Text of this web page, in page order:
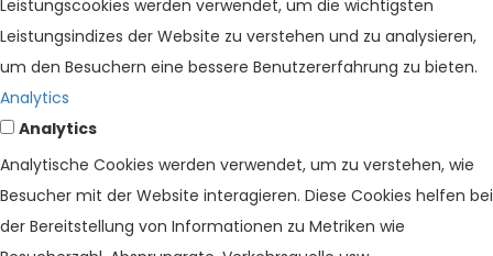
Leistungscookies werden verwendet, um die wichtigsten
Leistungsindizes der Website zu verstehen und zu analysieren,
um den Besuchern eine bessere Benutzererfahrung zu bieten.
Analytics
Analytics
Analytische Cookies werden verwendet, um zu verstehen, wie
Besucher mit der Website interagieren. Diese Cookies helfen bei
der Bereitstellung von Informationen zu Metriken wie